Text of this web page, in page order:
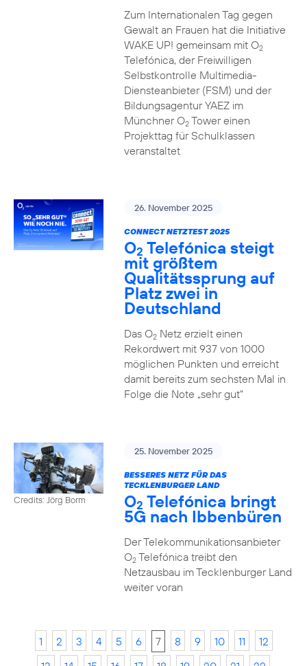
Zum Internationalen Tag gegen
Gewalt an Frauen hat die Initiative
WAKE UP! gemeinsam mit O2
Telefónica, der Freiwilligen
Selbstkontrolle Multimedia-
Diensteanbieter (FSM) und der
Bildungsagentur YAEZ im
Münchner O2Tower einen
Projekttag für Schulklassen
veranstaltet
26. November 2025
CONNECT NETZTEST 2025
O2 Telefónica steigt
mit größtem
Qualitätssprung auf
Platz zwei in
Deutschland
Das O2Netz erzielt einen
Rekordwert mit 937 von 1000
möglichen Punkten und erreicht
damit bereits zum sechsten Mal in
Folge die Note „sehr gut“
Credits: Jörg Borm
25. November 2025
BESSERES NETZ FÜR DAS
TECKLENBURGER LAND
O2 Telefónica bringt
5G nach Ibbenbüren
Der Telekommunikationsanbieter
O2Telefónica treibt den
Netzausbau im Tecklenburger Land
weiter voran
1 2 3 4 5 6 7 8 9 10 11
12